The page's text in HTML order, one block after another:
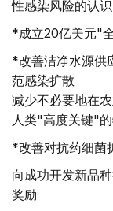
性感染风险的认识
*成立20亿美元"
*改善洁净水源供
范感染扩散
减少不必要地在
人类"高度关键"
*改善对抗药细菌
向成功开发新品
奖励